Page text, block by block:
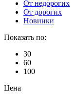
От недорогих
От дорогих
Новинки
Показать по:
30
60
100
Цена